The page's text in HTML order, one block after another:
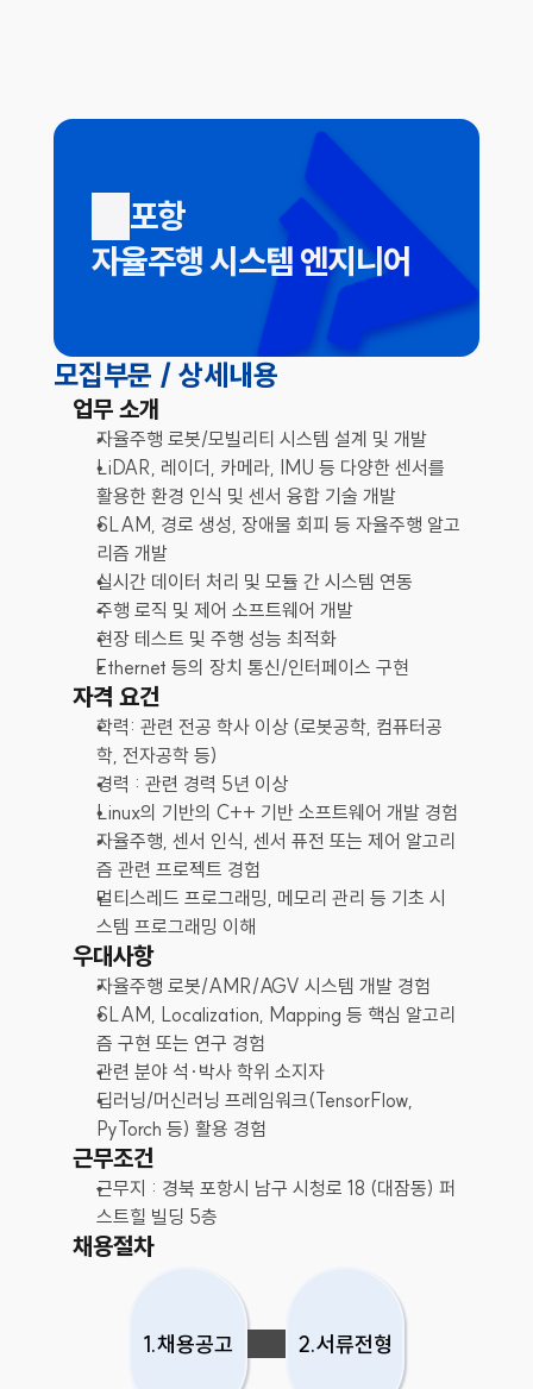
포항
자율주행 시스템 엔지니어
모집부문 / 상세내용
업무 소개
자율주행 로봇/모빌리티 시스템 설계 및 개발
LiDAR, 레이더, 카메라, IMU 등 다양한 센서를
활용한 환경 인식 및 센서 융합 기술 개발
SLAM, 경로 생성, 장애물 회피 등 자율주행 알고
리즘 개발
실시간 데이터 처리 및 모듈 간 시스템 연동
주행 로직 및 제어 소프트웨어 개발
현장 테스트 및 주행 성능 최적화
Ethernet 등의 장치 통신/인터페이스 구현
자격 요건
학력: 관련 전공 학사 이상 (로봇공학, 컴퓨터공
학, 전자공학 등)
경력 : 관련 경력 5년 이상
Linux의 기반의 C++ 기반 소프트웨어 개발 경험
자율주행, 센서 인식, 센서 퓨전 또는 제어 알고리
즘 관련 프로젝트 경험
멀티스레드 프로그래밍, 메모리 관리 등 기초 시
스템 프로그래밍 이해
우대사항
자율주행 로봇/AMR/AGV 시스템 개발 경험
SLAM, Localization, Mapping 등 핵심 알고리
즘 구현 또는 연구 경험
관련 분야 석·박사 학위 소지자
딥러닝/머신러닝 프레임워크(TensorFlow,
PyTorch 등) 활용 경험
근무조건
근무지 : 경북 포항시 남구 시청로 18 (대잠동) 퍼
스트힐 빌딩 5층
채용절차
1.채용공고 2.서류전형